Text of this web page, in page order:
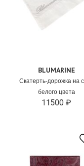
BLUMARINE
Скатерть-дорожка на
белого цвета
11500 ₽